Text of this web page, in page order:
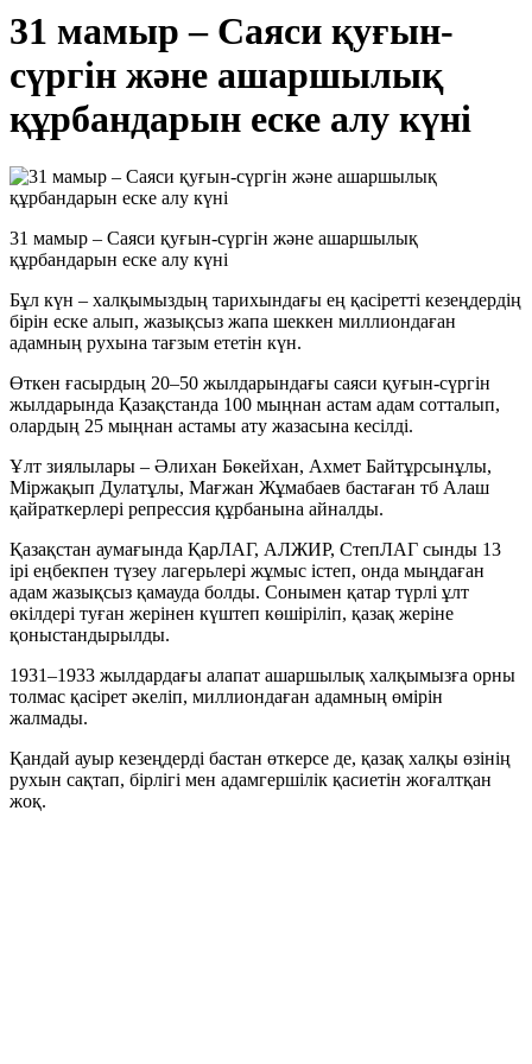
31 мамыр – Саяси қуғын-
сүргін және ашаршылық
құрбандарын еске алу күні
31 мамыр – Саяси қуғын-сүргін және ашаршылық
құрбандарын еске алу күні
Бұл күн – халқымыздың тарихындағы ең қасіретті кезеңдердің
бірін еске алып, жазықсыз жапа шеккен миллиондаған
адамның рухына тағзым ететін күн.
Өткен ғасырдың 20–50 жылдарындағы саяси қуғын-сүргін
жылдарында Қазақстанда 100 мыңнан астам адам сотталып,
олардың 25 мыңнан астамы ату жазасына кесілді.
Ұлт зиялылары – Әлихан Бөкейхан, Ахмет Байтұрсынұлы,
Міржақып Дулатұлы, Мағжан Жұмабаев бастаған тб Алаш
қайраткерлері репрессия құрбанына айналды.
Қазақстан аумағында ҚарЛАГ, АЛЖИР, СтепЛАГ сынды 13
ірі еңбекпен түзеу лагерьлері жұмыс істеп, онда мыңдаған
адам жазықсыз қамауда болды. Сонымен қатар түрлі ұлт
өкілдері туған жерінен күштеп көшіріліп, қазақ жеріне
қоныстандырылды.
1931–1933 жылдардағы алапат ашаршылық халқымызға орны
толмас қасірет әкеліп, миллиондаған адамның өмірін
жалмады.
Қандай ауыр кезеңдерді бастан өткерсе де, қазақ халқы өзінің
рухын сақтап, бірлігі мен адамгершілік қасиетін жоғалтқан
жоқ.